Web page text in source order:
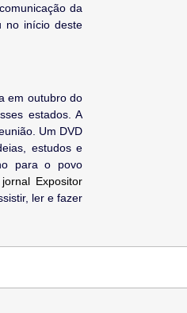
da
no início deste
em outubro do
estados. A
Um DVD
estudos e
para o povo
jornal Expositor
ler e fazer